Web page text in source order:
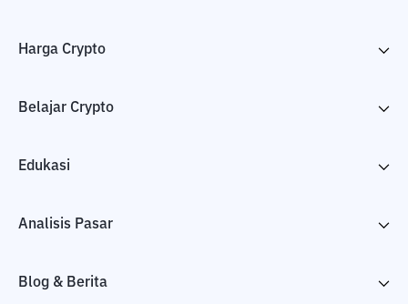
Harga Crypto
Belajar Crypto
Edukasi
Analisis Pasar
Blog & Berita